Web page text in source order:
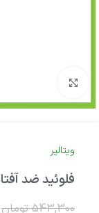
ویتالیر
فلوئید ضد
543,300 تومان